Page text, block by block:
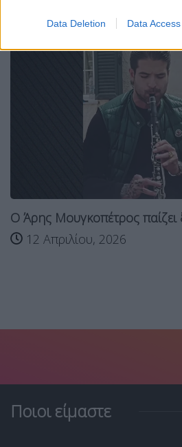
Data Deletion Data Access
Ο Άρης Μουγκοπέτρος παίζει
12 Απριλίου, 2026
Ποιοι είμαστε